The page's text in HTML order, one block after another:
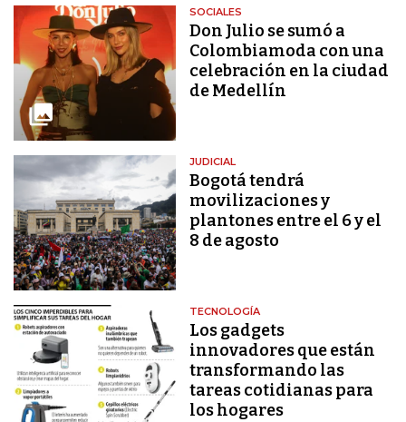
SOCIALES
Don Julio se sumó a
Colombiamoda con una
celebración en la ciudad
de Medellín
JUDICIAL
Bogotá tendrá
movilizaciones y
plantones entre el 6 y el
8 de agosto
TECNOLOGÍA
Los gadgets
innovadores que están
transformando las
tareas cotidianas para
los hogares